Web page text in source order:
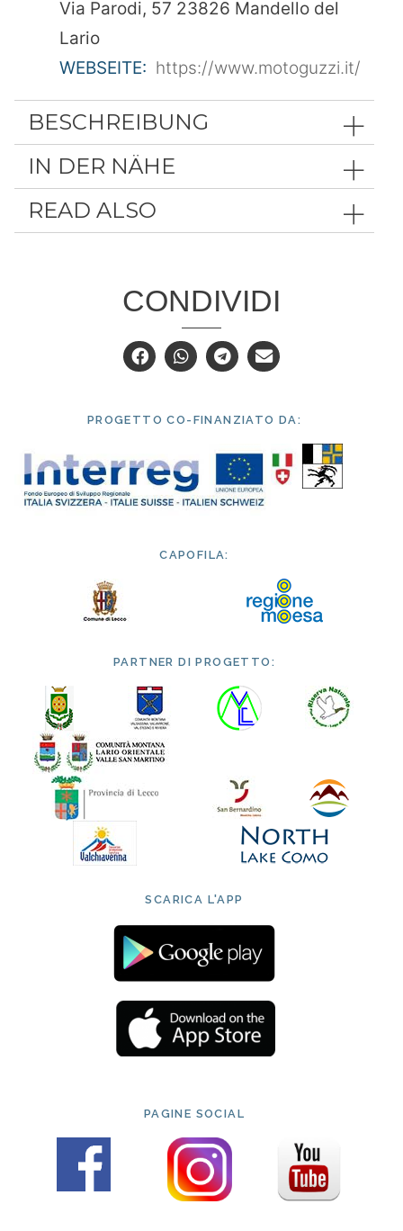
Via Parodi, 57 23826 Mandello del
Lario
WEBSEITE: https://www.motoguzzi.it/
BESCHREIBUNG
IN DER NÄHE
READ ALSO
CONDIVIDI
PROGETTO CO-FINANZIATO DA:
CAPOFILA:
PARTNER DI PROGETTO:
SCARICA L'APP
PAGINE SOCIAL